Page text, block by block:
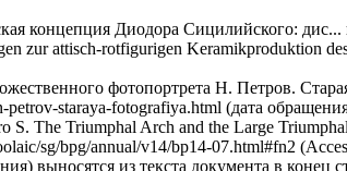
концепция Диодора Сицилийского: дис...
zur attisch-rotfigurigen Keramikproduktion
фотопортрета Н. Петров.
petrov-staraya-fotografiya.html (дата
S. The Triumphal Arch and the Large
sg/bpg/annual/v14/bp14-07.html#fn2
выносятся из текста документа в